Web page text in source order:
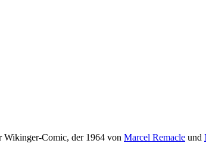
Wikinger-Comic, der 1964 von Marcel Remacle und